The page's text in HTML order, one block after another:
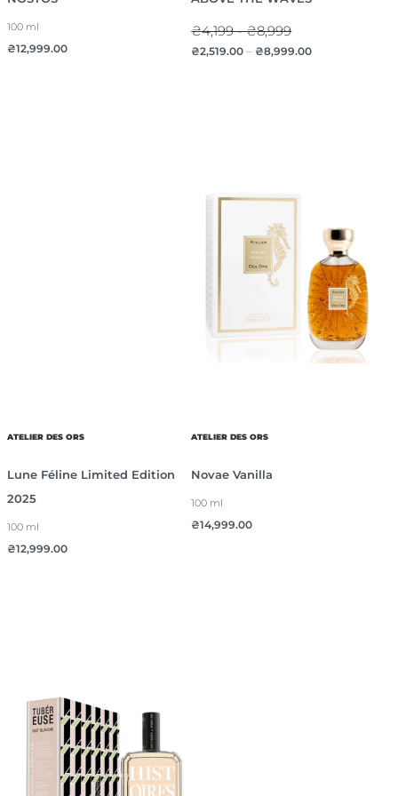
100 ml
₴12,999.00
₴4,199 - ₴8,999
₴2,519.00 – ₴8,999.00
ATELIER DES ORS
Lune Féline Limited Edition
2025
100 ml
₴12,999.00
ATELIER DES ORS
Novae Vanilla
100 ml
₴14,999.00